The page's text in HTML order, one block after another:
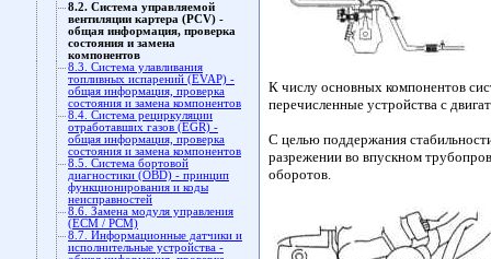
8.2. Система управляемой
вентиляции картера (PCV) -
общая информация, проверка
состояния и замена
компонентов
8.3. Система улавливания
топливных испарений (EVAP) -
общая информация, проверка
состояния и замена компонентов
8.4. Система рециркуляции
отработавших газов (EGR) -
общая информация, проверка
состояния и замена компонентов
8.5. Система бортовой
диагностики (OBD) - принцип
функционирования и коды
неисправностей
8.6. Замена модуля управления
(ЕСМ / PCM)
8.7. Информационные датчики и
исполнительные устройства -
К числу основных компонентов
перечисленные устройства с
С целью поддержания
разрежении во впускном
оборотов.